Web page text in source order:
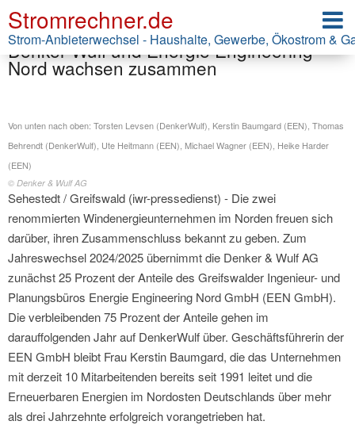
Stromrechner.de
Strom-Anbieterwechsel - Haushalte, Gewerbe, Ökostrom &
Pressemitteilung Denker & Wulf AG
Denker Wulf und Energie Engineering
Nord wachsen zusammen
Von unten nach oben: Torsten Levsen (DenkerWulf), Kerstin Baumgard (EEN), Thomas
Behrendt (DenkerWulf), Ute Heitmann (EEN), Michael Wagner (EEN), Heike Harder
(EEN)
© Denker & Wulf AG
Sehestedt / Greifswald (iwr-pressedienst) - Die zwei
renommierten Windenergieunternehmen im Norden freuen sich
darüber, ihren Zusammenschluss bekannt zu geben. Zum
Jahreswechsel 2024/2025 übernimmt die Denker & Wulf AG
zunächst 25 Prozent der Anteile des Greifswalder Ingenieur- und
Planungsbüros Energie Engineering Nord GmbH (EEN GmbH).
Die verbleibenden 75 Prozent der Anteile gehen im
darauffolgenden Jahr auf DenkerWulf über. Geschäftsführerin der
EEN GmbH bleibt Frau Kerstin Baumgard, die das Unternehmen
mit derzeit 10 Mitarbeitenden bereits seit 1991 leitet und die
Erneuerbaren Energien im Nordosten Deutschlands über mehr
als drei Jahrzehnte erfolgreich vorangetrieben hat.